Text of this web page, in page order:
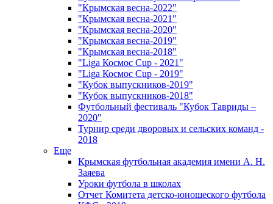
"Крымская весна-2022"
"Крымская весна-2021"
"Крымская весна-2020"
"Крымская весна-2019"
"Крымская весна-2018"
"Liga Космос Cup - 2021"
"Liga Космос Cup - 2019"
"Кубок выпускников-2019"
"Кубок выпускников-2018"
Футбольный фестиваль "Кубок Тавриды –
2020"
Турнир среди дворовых и сельских команд -
2018
Еще
Крымская футбольная академия имени А. Н.
Заяева
Уроки футбола в школах
Отчет Комитета детско-юношеского футбола